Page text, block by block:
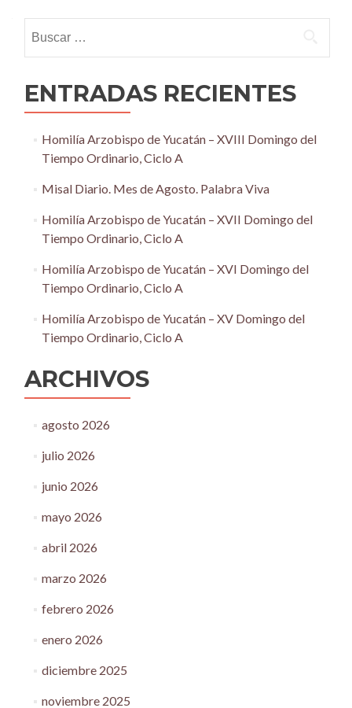
navigation
ENTRADAS RECIENTES
Homilía Arzobispo de Yucatán – XVIII Domingo del
Tiempo Ordinario, Ciclo A
Misal Diario. Mes de Agosto. Palabra Viva
Homilía Arzobispo de Yucatán – XVII Domingo del
Tiempo Ordinario, Ciclo A
Homilía Arzobispo de Yucatán – XVI Domingo del
Tiempo Ordinario, Ciclo A
Homilía Arzobispo de Yucatán – XV Domingo del
Tiempo Ordinario, Ciclo A
ARCHIVOS
agosto 2026
julio 2026
junio 2026
mayo 2026
abril 2026
marzo 2026
febrero 2026
enero 2026
diciembre 2025
noviembre 2025